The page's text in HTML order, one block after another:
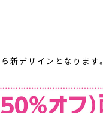
新デザインとなります。